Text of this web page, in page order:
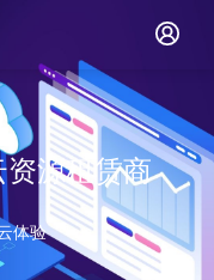
源租赁商
体验